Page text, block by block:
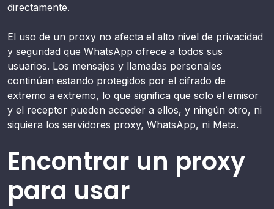
directamente.
El uso de un proxy no afecta el alto nivel de privacidad
y seguridad que WhatsApp ofrece a todos sus
usuarios. Los mensajes y llamadas personales
continúan estando protegidos por el cifrado de
extremo a extremo, lo que significa que solo el emisor
y el receptor pueden acceder a ellos, y ningún otro, ni
siquiera los servidores proxy, WhatsApp, ni Meta.
Encontrar un proxy
para usar